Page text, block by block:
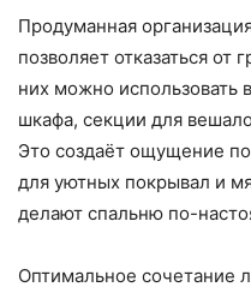
Продуманная
позволяет отказаться от
них можно
шкафа, секции для
Это создаёт ощущение
для уютных покрывал и
делают спальню по-
Оптимальное сочетание